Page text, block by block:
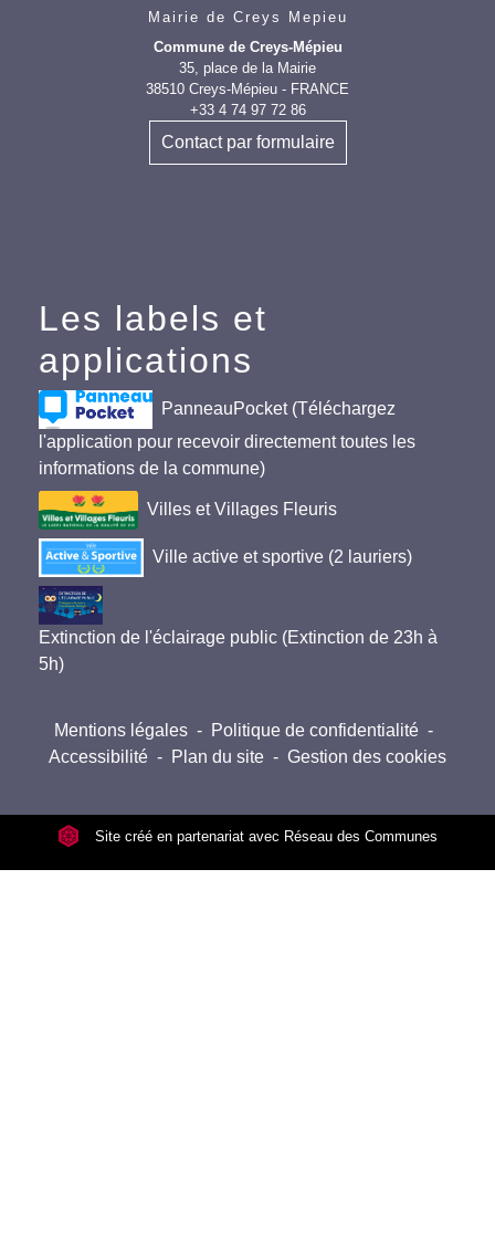
Mairie de Creys Mepieu
Commune de Creys-Mépieu
35, place de la Mairie
38510 Creys-Mépieu - FRANCE
+33 4 74 97 72 86
Contact par formulaire
Les labels et
applications
PanneauPocket (Téléchargez
l'application pour recevoir directement toutes les
informations de la commune)
Villes et Villages Fleuris
Ville active et sportive (2 lauriers)
Extinction de l'éclairage public (Extinction de 23h à
5h)
Mentions légales - Politique de confidentialité -
Accessibilité - Plan du site - Gestion des cookies
Site créé en partenariat avec Réseau des Communes